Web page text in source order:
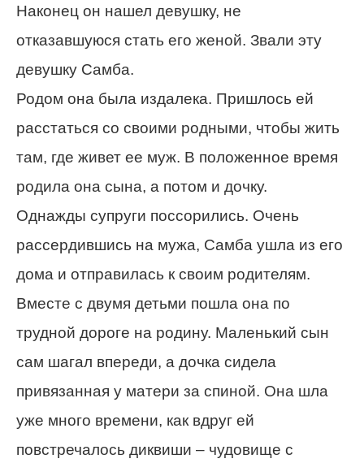
Наконец он нашел девушку, не
отказавшуюся стать его женой. Звали эту
девушку Самба.
Родом она была издалека. Пришлось ей
расстаться со своими родными, чтобы жить
там, где живет ее муж. В положенное время
родила она сына, а потом и дочку.
Однажды супруги поссорились. Очень
рассердившись на мужа, Самба ушла из его
дома и отправилась к своим родителям.
Вместе с двумя детьми пошла она по
трудной дороге на родину. Маленький сын
сам шагал впереди, а дочка сидела
привязанная у матери за спиной. Она шла
уже много времени, как вдруг ей
повстречалось диквиши – чудовище с